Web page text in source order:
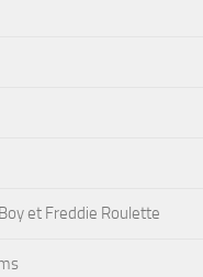
et Freddie Roulette